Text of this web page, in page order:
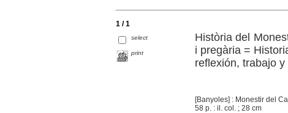
1 / 1
select
print
Història del
i pregària =
reflexión, trabajo y
[Banyoles] : Monestir del
58 p. : il. col. ; 28 cm